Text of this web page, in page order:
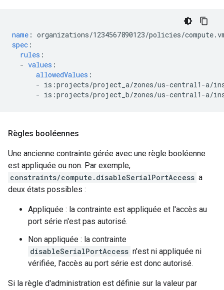
name : organizations/1234567890123/policies/
spec :
rules :
- values :
allowedValues :
- is:projects/project_a/zones/us-central1-a/
- is:projects/project_b/zones/us-central1-a/
Règles booléennes
Une ancienne contrainte gérée avec une règle booléenne
est appliquée ou non. Par exemple,
constraints/compute.disableSerialPortAccess a
deux états possibles :
Appliquée : la contrainte est appliquée et l'accès au
port série n'est pas autorisé.
Non appliquée : la contrainte
disableSerialPortAccess n'est ni appliquée ni
vérifiée, l'accès au port série est donc autorisé.
Si la règle d'administration est définie sur la valeur par